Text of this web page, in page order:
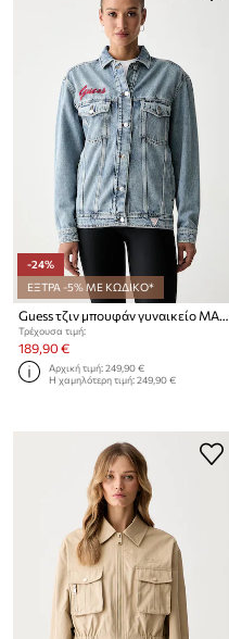
-24%
ΕΞΤΡΑ -5% ΜΕ ΚΩΔΙΚΟ*
Guess τζιν μπουφάν γυναικείο MARILYN MONROE
Τρέχουσα τιμή:
189,90 €
Αρχική τιμή:249,90 €
Η χαμηλότερη τιμή:249,90 €